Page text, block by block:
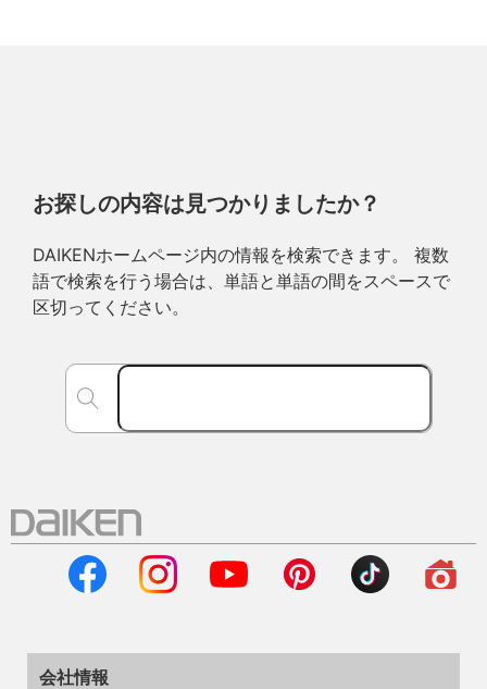
お探しの内容は見つかりましたか？
DAIKENホームページ内の情報を検索できます。 複数
語で検索を行う場合は、単語と単語の間をスペースで
区切ってください。
会社情報